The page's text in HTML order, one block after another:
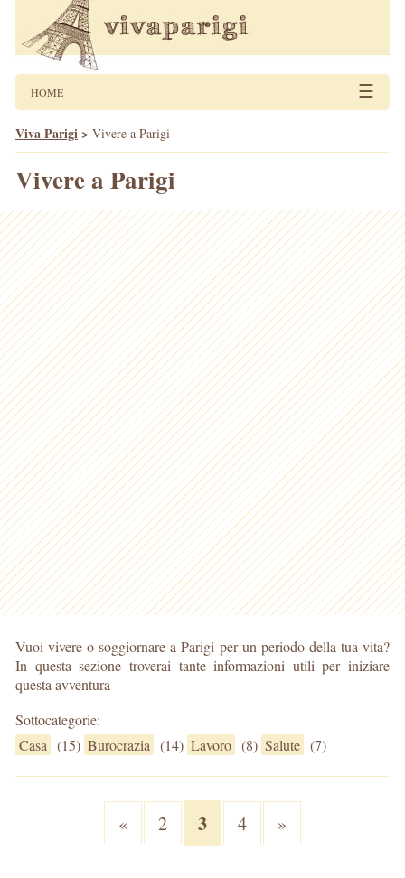
HOME ☰
Viva Parigi > Vivere a Parigi
Vivere a Parigi
Vuoi vivere o soggiornare a Parigi per un periodo della tua vita?
In questa sezione troverai tante informazioni utili per iniziare
questa avventura
Sottocategorie:
Casa (15) Burocrazia (14) Lavoro (8) Salute (7)
« 2 3 4 »